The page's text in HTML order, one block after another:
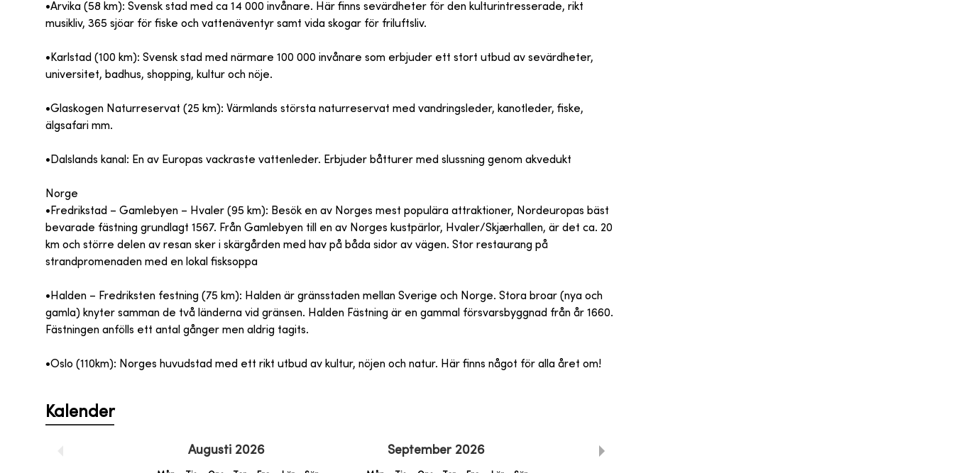
•Arvika (58 km): Svensk stad med ca 14 000 invånare. Här finns sevärdheter för den kulturintresserade, rikt
musikliv, 365 sjöar för fiske och vattenäventyr samt vida skogar för friluftsliv.
•Karlstad (100 km): Svensk stad med närmare 100 000 invånare som erbjuder ett stort utbud av sevärdheter,
universitet, badhus, shopping, kultur och nöje.
•Glaskogen Naturreservat (25 km): Värmlands största naturreservat med vandringsleder, kanotleder, fiske,
älgsafari mm.
•Dalslands kanal: En av Europas vackraste vattenleder. Erbjuder båtturer med slussning genom akvedukt
Norge
•Fredrikstad – Gamlebyen – Hvaler (95 km): Besök en av Norges mest populära attraktioner, Nordeuropas bäst
bevarade fästning grundlagt 1567. Från Gamlebyen till en av Norges kustpärlor, Hvaler/Skjærhallen, är det ca. 20
km och större delen av resan sker i skärgården med hav på båda sidor av vägen. Stor restaurang på
strandpromenaden med en lokal fisksoppa
•Halden – Fredriksten festning (75 km): Halden är gränsstaden mellan Sverige och Norge. Stora broar (nya och
gamla) knyter samman de två länderna vid gränsen. Halden Fästning är en gammal försvarsbyggnad från år 1660.
Fästningen anfölls ett antal gånger men aldrig tagits.
•Oslo (110km): Norges huvudstad med ett rikt utbud av kultur, nöjen och natur. Här finns något för alla året om!
Kalender
Augusti 2026 September 2026